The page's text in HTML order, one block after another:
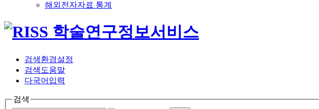
해외전자자료 통계
검색환경설정
검색도움말
다국어입력
검색